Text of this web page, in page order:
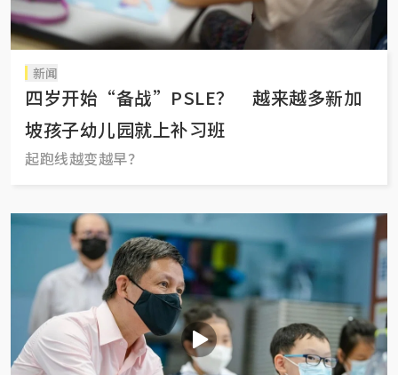
新闻
四岁开始“备战”PSLE？ 越来越多新加
坡孩子幼儿园就上补习班
起跑线越变越早？